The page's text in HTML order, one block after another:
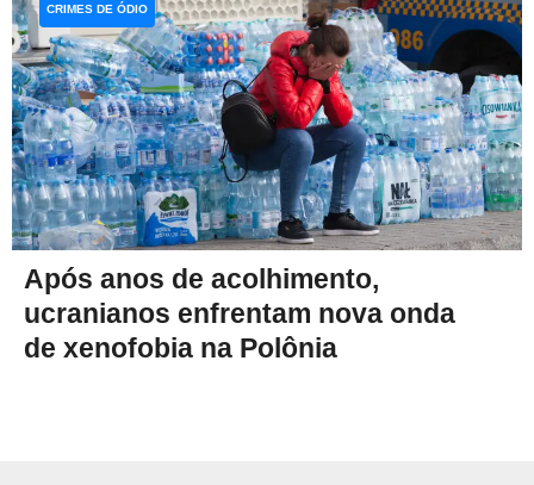
Após anos de acolhimento,
ucranianos enfrentam nova onda
de xenofobia na Polônia
CRIMES DE ÓDIO